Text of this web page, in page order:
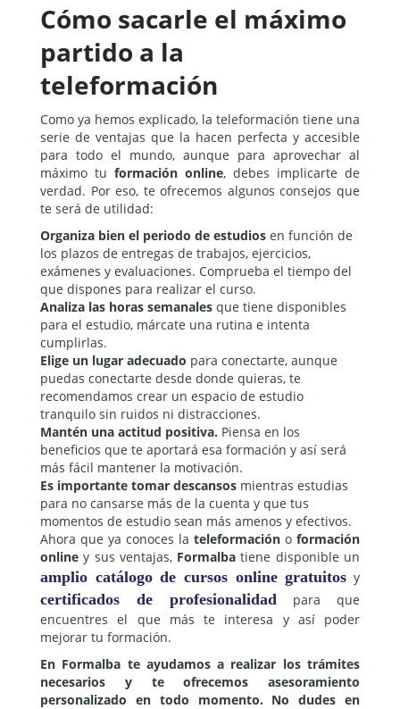
Cómo sacarle el máximo
partido a la
teleformación
Como ya hemos explicado, la teleformación tiene una
serie de ventajas que la hacen perfecta y accesible
para todo el mundo, aunque para aprovechar al
máximo tu formación online, debes implicarte de
verdad. Por eso, te ofrecemos algunos consejos que
te será de utilidad:
Organiza bien el periodo de estudios en función de
los plazos de entregas de trabajos, ejercicios,
exámenes y evaluaciones. Comprueba el tiempo del
que dispones para realizar el curso.
Analiza las horas semanales que tiene disponibles
para el estudio, márcate una rutina e intenta
cumplirlas.
Elige un lugar adecuado para conectarte, aunque
puedas conectarte desde donde quieras, te
recomendamos crear un espacio de estudio
tranquilo sin ruidos ni distracciones.
Mantén una actitud positiva. Piensa en los
beneficios que te aportará esa formación y así será
más fácil mantener la motivación.
Es importante tomar descansos mientras estudias
para no cansarse más de la cuenta y que tus
momentos de estudio sean más amenos y efectivos.
Ahora que ya conoces la teleformación o formación
online y sus ventajas, Formalba tiene disponible un
amplio catálogo de cursos online gratuitos y
certificados de profesionalidad para que
encuentres el que más te interesa y así poder
mejorar tu formación.
En Formalba te ayudamos a realizar los trámites
necesarios y te ofrecemos asesoramiento
personalizado en todo momento. No dudes en